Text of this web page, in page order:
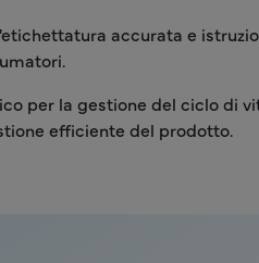
accurata e
per la gestione del ciclo di
efficiente del prodotto.